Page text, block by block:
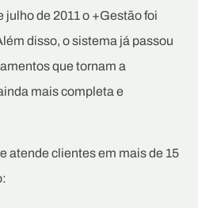
julho de 2011 o +Gestão foi
disso, o sistema já passou
que tornam a
mais completa e
atende clientes em mais de 15